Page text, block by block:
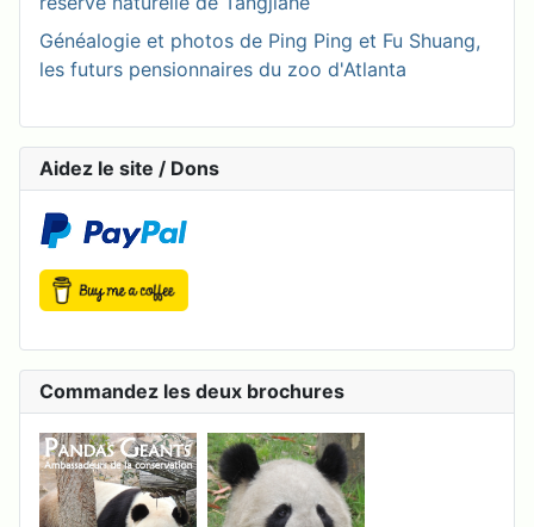
Généalogie et photos de Ping Ping et Fu Shuang,
les futurs pensionnaires du zoo d'Atlanta
Aidez le site / Dons
Commandez les deux brochures